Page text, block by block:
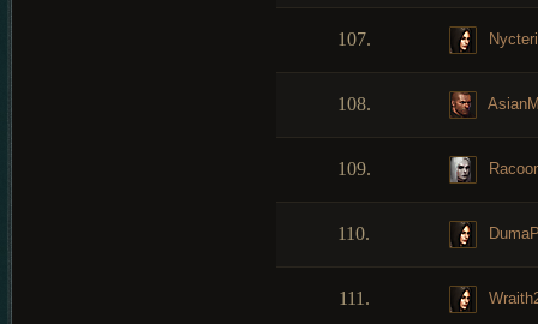
107.
108.
109.
110.
111.